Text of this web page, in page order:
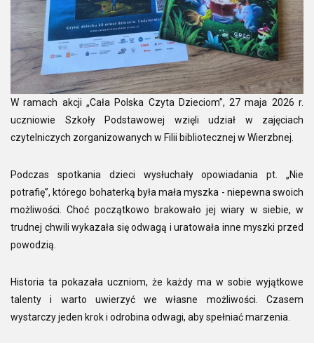
W ramach akcji „Cała Polska Czyta Dzieciom”, 27 maja 2026 r.
uczniowie Szkoły Podstawowej wzięli udział w zajęciach
czytelniczych zorganizowanych w Filii bibliotecznej w Wierzbnej.
Podczas spotkania dzieci wysłuchały opowiadania pt. „Nie
potrafię”, którego bohaterką była mała myszka - niepewna swoich
możliwości. Choć początkowo brakowało jej wiary w siebie, w
trudnej chwili wykazała się odwagą i uratowała inne myszki przed
powodzią.
Historia ta pokazała uczniom, że każdy ma w sobie wyjątkowe
talenty i warto uwierzyć we własne możliwości. Czasem
wystarczy jeden krok i odrobina odwagi, aby spełniać marzenia.